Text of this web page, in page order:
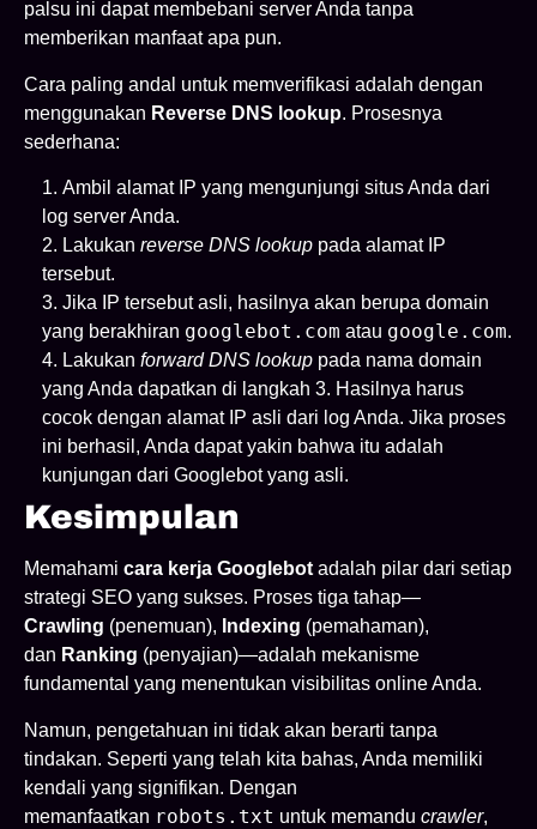
palsu ini dapat membebani server Anda tanpa
memberikan manfaat apa pun.
Cara paling andal untuk memverifikasi adalah dengan
menggunakan Reverse DNS lookup. Prosesnya
sederhana:
Ambil alamat IP yang mengunjungi situs Anda dari
log server Anda.
Lakukan reverse DNS lookup pada alamat IP
tersebut.
Jika IP tersebut asli, hasilnya akan berupa domain
yang berakhiran googlebot.com atau google.com.
Lakukan forward DNS lookup pada nama domain
yang Anda dapatkan di langkah 3. Hasilnya harus
cocok dengan alamat IP asli dari log Anda. Jika proses
ini berhasil, Anda dapat yakin bahwa itu adalah
kunjungan dari Googlebot yang asli.
Kesimpulan
Memahami cara kerja Googlebot adalah pilar dari setiap
strategi SEO yang sukses. Proses tiga tahap—
Crawling (penemuan), Indexing (pemahaman),
dan Ranking (penyajian)—adalah mekanisme
fundamental yang menentukan visibilitas online Anda.
Namun, pengetahuan ini tidak akan berarti tanpa
tindakan. Seperti yang telah kita bahas, Anda memiliki
kendali yang signifikan. Dengan
memanfaatkan robots.txt untuk memandu crawler,